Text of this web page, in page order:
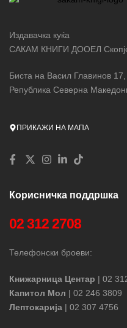
Издавачка куќа
САКАМ КНИГИ ДООЕЛ
Биста на Васил Главинов 17,
Република Северна
ПРИКАЖИ НА МАПА
Корисничка поддршка
02 312 2708
Телефонски броеви:
Книжарница Центар | 02
Капитол Мол | 02 246 3809
Лептокарија | 02 307 4756